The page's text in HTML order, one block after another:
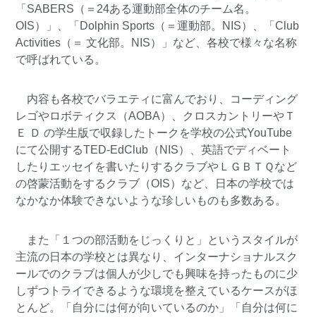
「SABERS（＝24ある運動部全体のチーム名。
OIS）」、「Dolphin Sports（＝運動部。NIS）、「Club
Activities（＝ 文化部。NIS）」など、各校で様々な名称
で呼ばれている。
内容も各校でバラエティに富んでおり、コーディング
レゴやロボティクス（AOBA）、クロスカントリーやＴ
Ｅ Ｄ の学生版で収録したトークを学校の公式YouTube
にて公開するTED-EdClub（NIS）、英語でディベート
したりエッセイを書いたりするクラブやＬＧＢＴＱなど
の啓蒙活動をするクラブ（OIS）など、日本の学校では
なかなか体験できないような珍しいものも多数ある。
また「１つの部活動をじっくりと」というスタイルが
主流の日本の学校とは異なり、インターナショナルスク
ールでのクラブは個人が少しでも興味を持ったものに少
しずつトライできるような環境を整えているケースがほ
とんど。「自分には何が向いているのか」「自分は何に